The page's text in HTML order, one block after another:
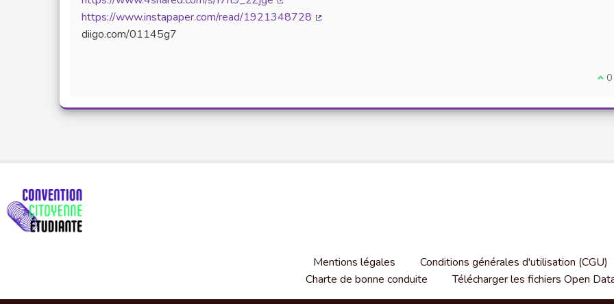
(Lien externe)
https://www.instapaper.com/read/1921348728
diigo.com/01145g7
Je0
Mentions légales
Conditions générales d'utilisation (CGU)
Charte de bonne conduite
Télécharger les fichiers Open